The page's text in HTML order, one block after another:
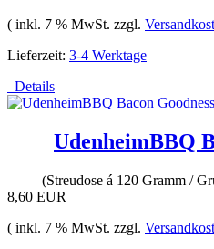
( inkl. 7 % MwSt. zzgl.
Lieferzeit: 3-4 Werktage
Details
UdenheimBBQ
(Streudose á 120 Gramm /
8,60 EUR
( inkl. 7 % MwSt. zzgl.